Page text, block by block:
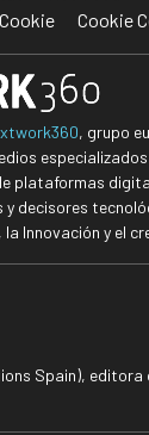
Cookie
Cookie
, grupo
plataformas
decisores
Innovación y el
Spain),